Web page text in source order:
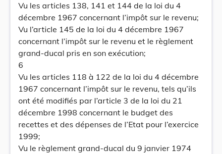
Vu les articles 138, 141 et 144 de la loi du 4
décembre 1967 concernant l’impôt sur le revenu;
Vu l’article 145 de la loi du 4 décembre 1967
concernant l’impôt sur le revenu et le règlement
grand-ducal pris en son exécution;
6
Vu les articles 118 à 122 de la loi du 4 décembre
1967 concernant l’impôt sur le revenu, tels qu’ils
ont été modifiés par l’article 3 de la loi du 21
décembre 1998 concernant le budget des
recettes et des dépenses de l’Etat pour l’exercice
1999;
Vu le règlement grand-ducal du 9 janvier 1974